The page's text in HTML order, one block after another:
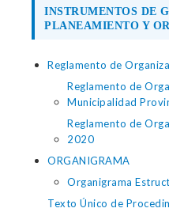
INSTRUMENTOS DE
PLANEAMIENTO Y
Reglamento de
Reglamento de
Municipalidad
Reglamento de
2020
ORGANIGRAMA
Organigrama
Texto Único de